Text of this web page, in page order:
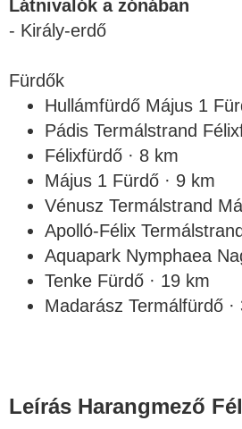
Látnivalók a zónában
- Király-erdő
Fürdők
Hullámfürdő Május 1
Pádis Termálstrand
Félixfürdő · 8 km
Május 1 Fürdő · 9 km
Vénusz Termálstrand
Apolló-Félix
Aquapark Nymphaea
Tenke Fürdő · 19 km
Madarász Termálfürdő ·
Leírás Harangmező